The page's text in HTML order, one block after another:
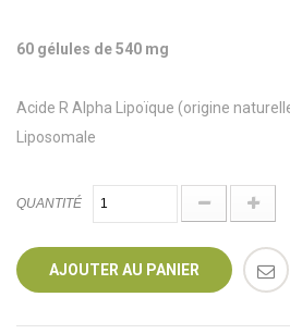
60 gélules de 540 mg
Acide R Alpha Lipoïque (origine
Liposomale
QUANTITÉ
AJOUTER AU PANIER